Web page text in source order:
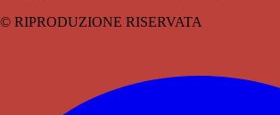
© RIPRODUZIONE RISERVATA